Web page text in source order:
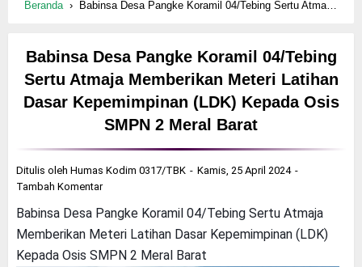
Beranda › Babinsa Desa Pangke Koramil 04/Tebing Sertu Atmaja Memberikan Meteri Latihan Dasar Kepemimpinan (LDK) Kepada Osis SMPN 2 Meral Barat
Babinsa Desa Pangke Koramil 04/Tebing
Sertu Atmaja Memberikan Meteri Latihan
Dasar Kepemimpinan (LDK) Kepada Osis
SMPN 2 Meral Barat
Ditulis oleh Humas Kodim 0317/TBK
Kamis, 25 April 2024
Tambah Komentar
Babinsa Desa Pangke Koramil 04/Tebing Sertu Atmaja
Memberikan Meteri Latihan Dasar Kepemimpinan (LDK)
Kepada Osis SMPN 2 Meral Barat